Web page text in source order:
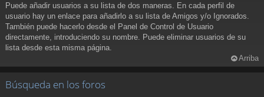
Puede añadir usuarios a su lista de dos maneras. En cada perfil de
usuario hay un enlace para añadirlo a su lista de Amigos y/o Ignorados.
También puede hacerlo desde el Panel de Control de Usuario
directamente, introduciendo su nombre. Puede eliminar usuarios de su
lista desde esta misma página.
Arriba
Búsqueda en los foros